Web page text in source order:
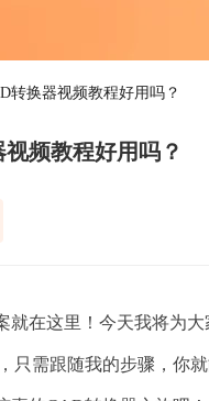
转换器视频教程好用吗？
频教程好用吗？
在这里！今天我将为
只需跟随我的步骤，你